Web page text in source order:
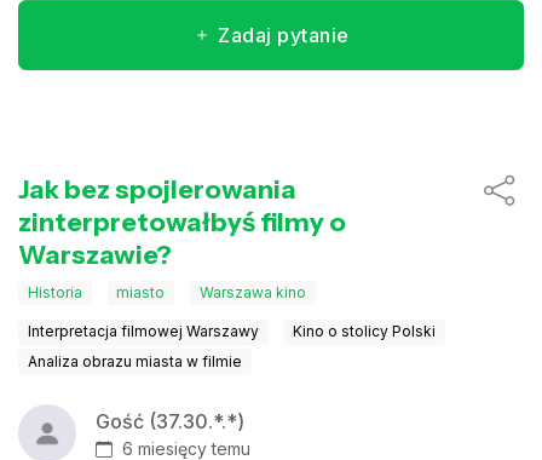
Zadaj pytanie
Jak bez spojlerowania
zinterpretowałbyś filmy o
Warszawie?
Historia miasto Warszawa kino
Interpretacja filmowej Warszawy
Kino o stolicy Polski
Analiza obrazu miasta w filmie
Gość (37.30.*.*)
6 miesięcy temu